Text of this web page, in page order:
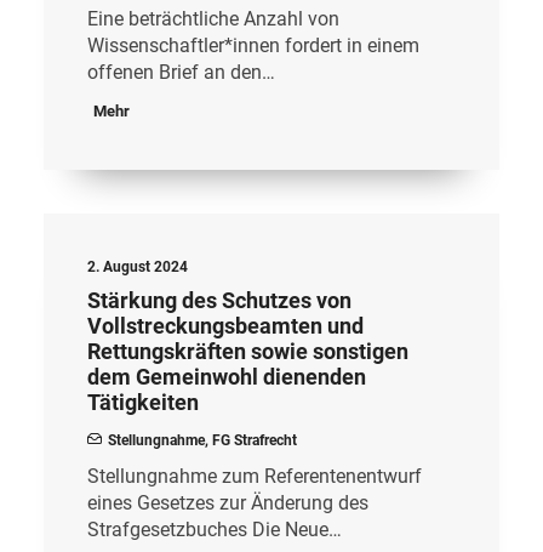
Eine beträchtliche Anzahl von
Wissenschaftler*innen fordert in einem
offenen Brief an den…
Mehr
2. August 2024
Stärkung des Schutzes von
Vollstreckungsbeamten und
Rettungskräften sowie sonstigen
dem Gemeinwohl dienenden
Tätigkeiten
Stellungnahme, FG Strafrecht
Stellungnahme zum Referentenentwurf
eines Gesetzes zur Änderung des
Strafgesetzbuches Die Neue…